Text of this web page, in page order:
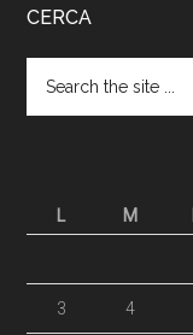
CERCA
L
M
3 4